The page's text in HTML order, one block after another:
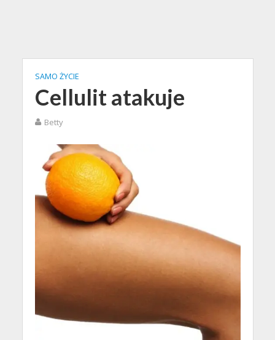
SAMO ŻYCIE
Cellulit atakuje
Betty